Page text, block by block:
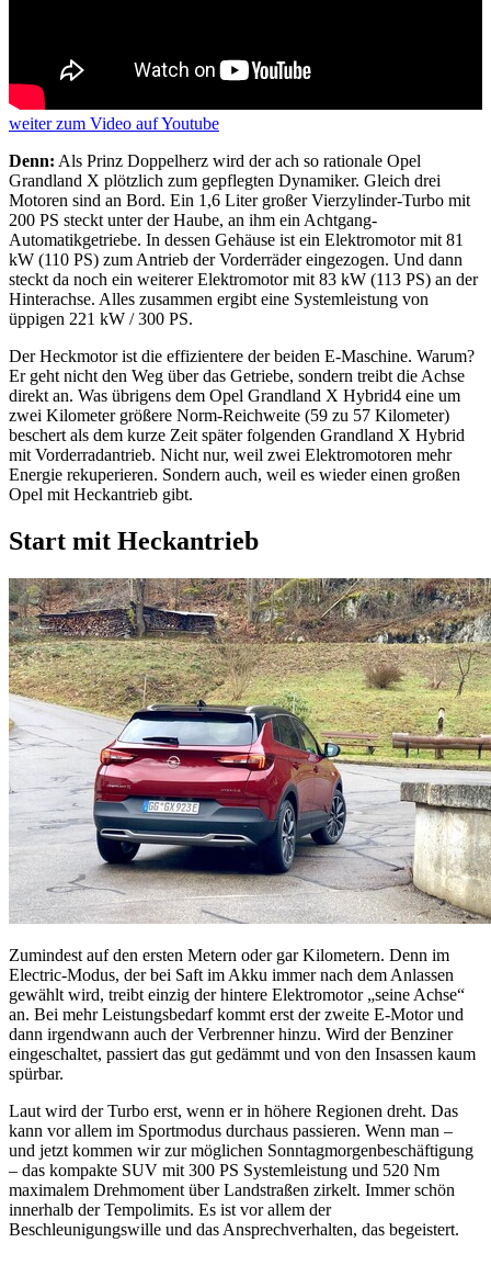
weiterzum Video auf Youtube
Denn: Als Prinz Doppelherz wird der ach so rationale Opel
Grandland X plötzlich zum gepflegten Dynamiker. Gleich drei
Motoren sind an Bord. Ein 1,6 Liter großer Vierzylinder-Turbo mit
200 PS steckt unter der Haube, an ihm ein Achtgang-
Automatikgetriebe. In dessen Gehäuse ist ein Elektromotor mit 81
kW (110 PS) zum Antrieb der Vorderräder eingezogen. Und dann
steckt da noch ein weiterer Elektromotor mit 83 kW (113 PS) an der
Hinterachse. Alles zusammen ergibt eine Systemleistung von
üppigen 221 kW / 300 PS.
Der Heckmotor ist die effizientere der beiden E-Maschine. Warum?
Er geht nicht den Weg über das Getriebe, sondern treibt die Achse
direkt an. Was übrigens dem Opel Grandland X Hybrid4 eine um
zwei Kilometer größere Norm-Reichweite (59 zu 57 Kilometer)
beschert als dem kurze Zeit später folgenden Grandland X Hybrid
mit Vorderradantrieb. Nicht nur, weil zwei Elektromotoren mehr
Energie rekuperieren. Sondern auch, weil es wieder einen großen
Opel mit Heckantrieb gibt.
Start mit Heckantrieb
Zumindest auf den ersten Metern oder gar Kilometern. Denn im
Electric-Modus, der bei Saft im Akku immer nach dem Anlassen
gewählt wird, treibt einzig der hintere Elektromotor „seine Achse“
an. Bei mehr Leistungsbedarf kommt erst der zweite E-Motor und
dann irgendwann auch der Verbrenner hinzu. Wird der Benziner
eingeschaltet, passiert das gut gedämmt und von den Insassen kaum
spürbar.
Laut wird der Turbo erst, wenn er in höhere Regionen dreht. Das
kann vor allem im Sportmodus durchaus passieren. Wenn man –
und jetzt kommen wir zur möglichen Sonntagmorgenbeschäftigung
– das kompakte SUV mit 300 PS Systemleistung und 520 Nm
maximalem Drehmoment über Landstraßen zirkelt. Immer schön
innerhalb der Tempolimits. Es ist vor allem der
Beschleunigungswille und das Ansprechverhalten, das begeistert.